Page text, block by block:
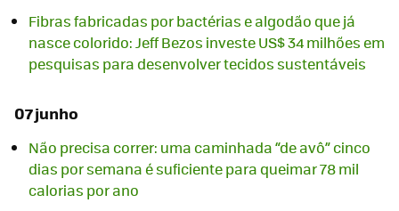
Fibras fabricadas por bactérias e algodão que já
nasce colorido: Jeff Bezos investe US$ 34 milhões em
pesquisas para desenvolver tecidos sustentáveis
07 junho
Não precisa correr: uma caminhada “de avô” cinco
dias por semana é suficiente para queimar 78 mil
calorias por ano